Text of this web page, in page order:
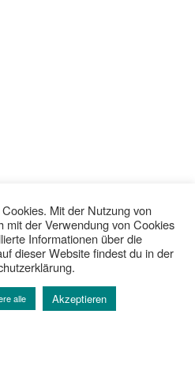
Klappentext von der
schönsten
zählen nicht nur die Kinder
Mit der Nutzung von
mit der Verwendung von Cookies
Informationen über die
dieser Website findest du in der
alle Akzeptieren